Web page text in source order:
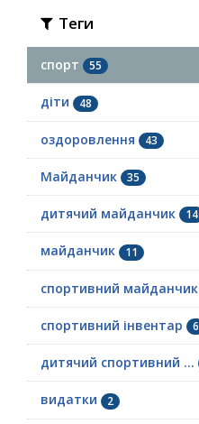
Теги
спорт 55
діти 48
оздоровлення 43
Майданчик 35
дитячий майданчик 14
майданчик 11
спортивний майданчик
спортивний інвентар 6
дитячий спортивний ...
видатки 2